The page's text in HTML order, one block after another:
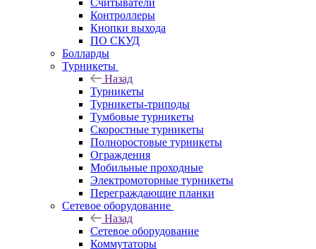
Считыватели
Контроллеры
Кнопки выхода
ПО СКУД
Болларды
Турникеты
Назад
Турникеты
Турникеты-триподы
Тумбовые турникеты
Скоростные турникеты
Полноростовые турникеты
Ограждения
Мобильные проходные
Электромоторные турникеты
Переграждающие планки
Сетевое оборудование
Назад
Сетевое оборудование
Коммутаторы